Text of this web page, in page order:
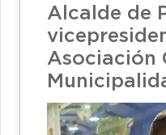
Alcalde de
Asociación